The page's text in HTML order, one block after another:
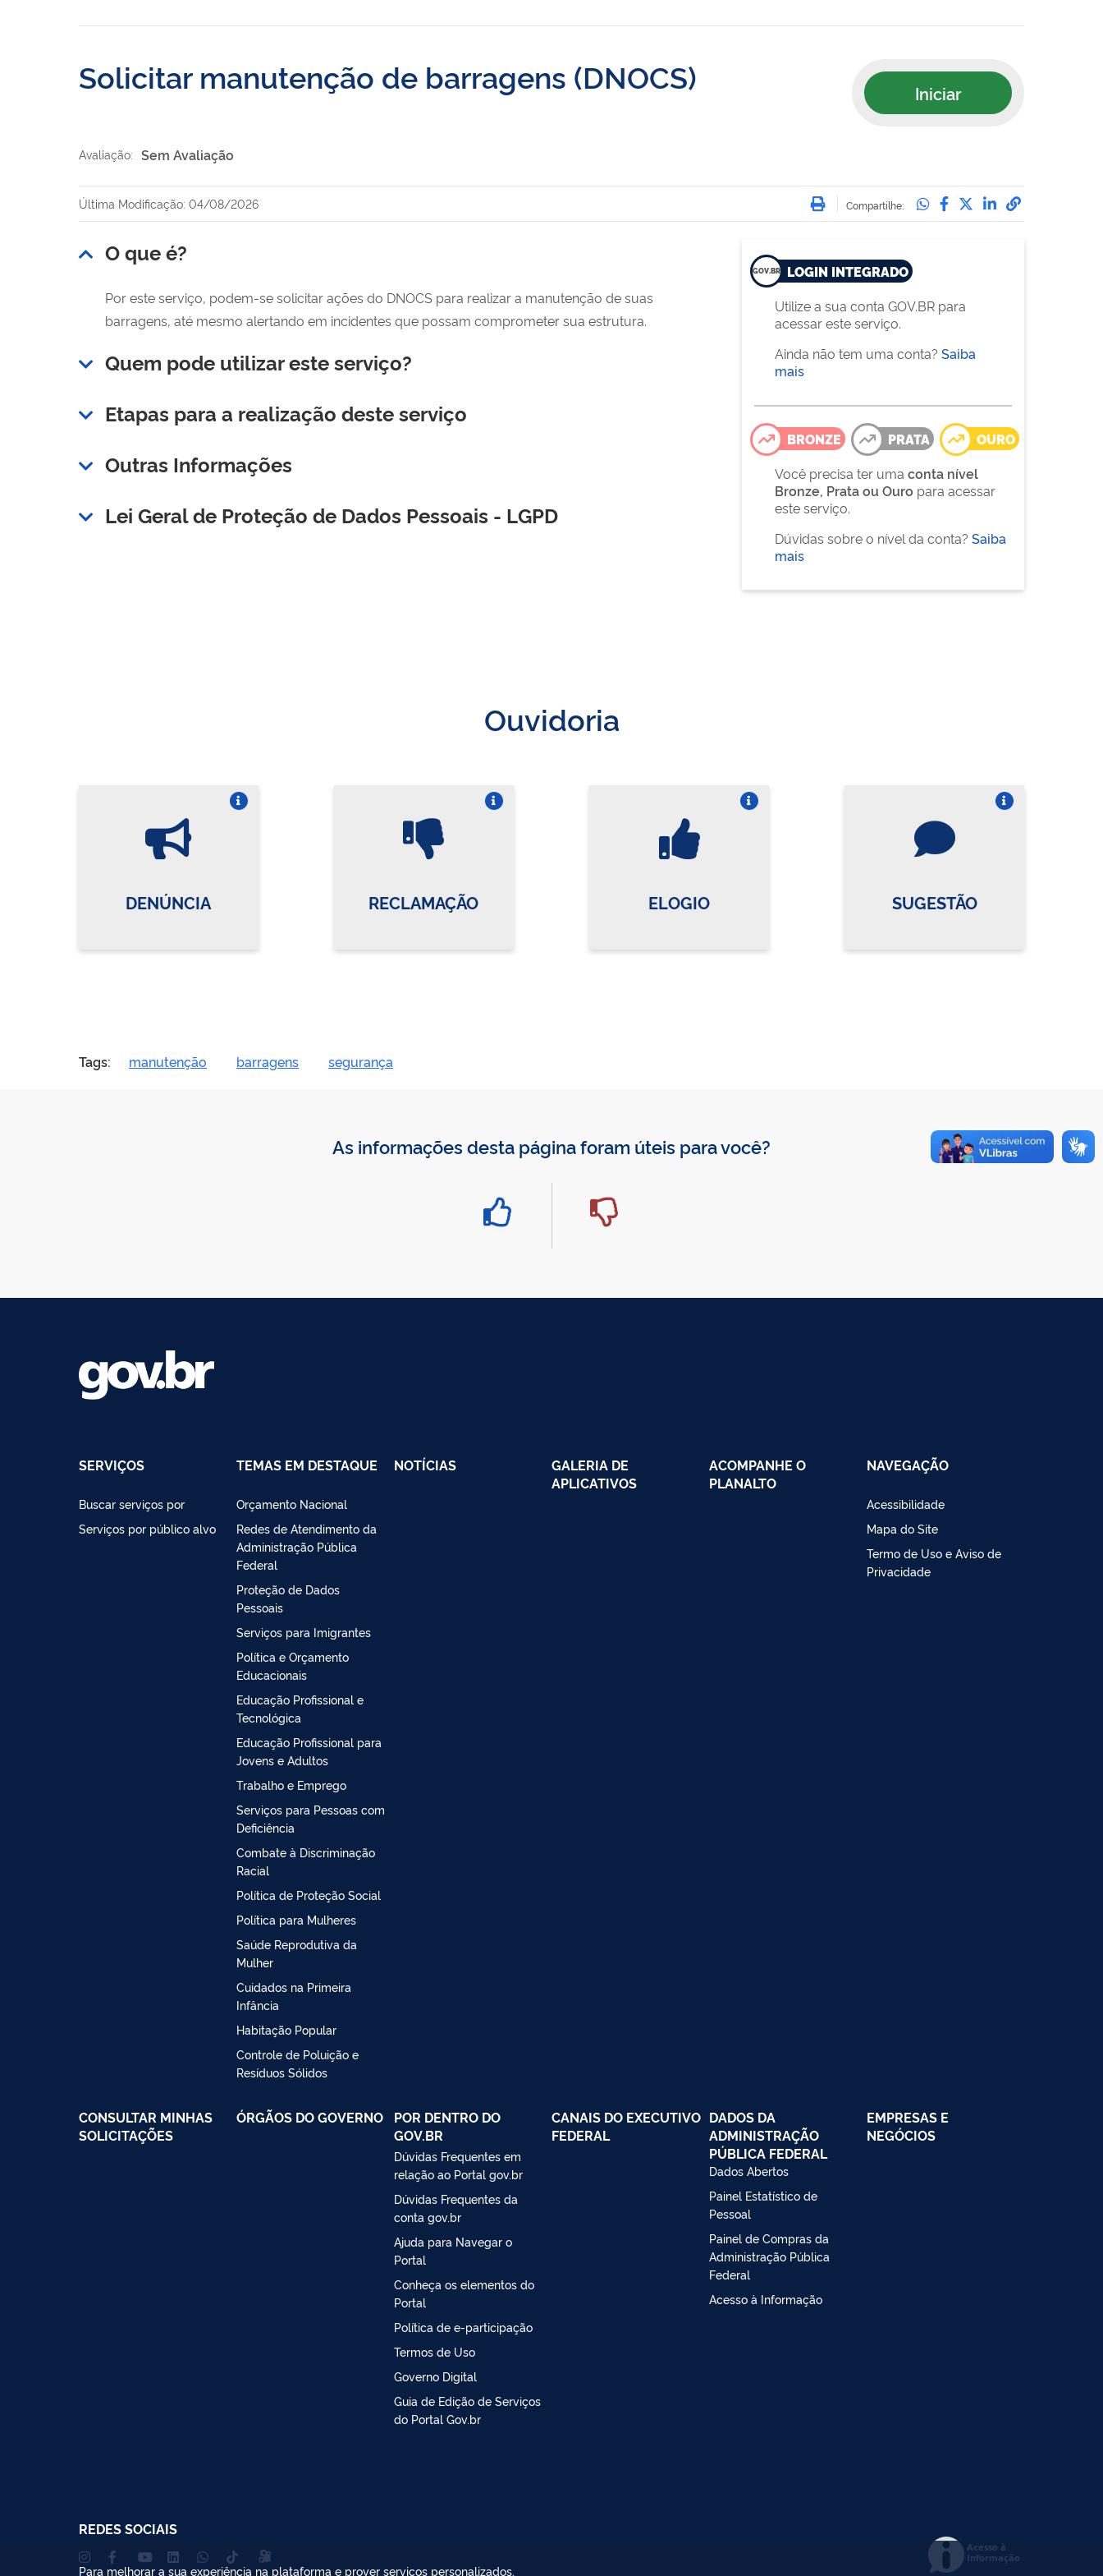
Solicitar manutenção de barragens (DNOCS) Iniciar
Avaliação: Sem Avaliação
Imprimir
Compartilhe: Compartilhe no
Compartilhe no
Compartilhe no
Compartilhe
Última Modificação: 04/08/2026
O que é?
Por este serviço, podem-se solicitar ações do DNOCS para realizar a manutenção de suas
barragens, até mesmo alertando em incidentes que possam comprometer sua estrutura.
Quem pode utilizar este serviço?
Etapas para a realização deste serviço
Outras Informações
Lei Geral de Proteção de Dados Pessoais - LGPD
LOGIN INTEGRADO
Utilize a sua conta GOV.BR para
acessar este serviço.
Ainda não tem uma conta? Saiba
mais
BRONZE PRATA
OURO
Você precisa ter uma conta nível
Bronze, Prata ou Ouro para acessar
este serviço.
Dúvidas sobre o nível da conta? Saiba
mais
Ouvidoria
DENÚNCIA RECLAMAÇÃO ELOGIO SUGESTÃO
Tags: manutenção barragens segurança
As informações desta página foram úteis para você?
SERVIÇOS
Buscar serviços por
Serviços por público alvo
TEMAS EM DESTAQUE
Orçamento Nacional
Redes de Atendimento da
Administração Pública
Federal
Proteção de Dados
Pessoais
Serviços para Imigrantes
Política e Orçamento
Educacionais
Educação Profissional e
Tecnológica
Educação Profissional para
Jovens e Adultos
Trabalho e Emprego
Serviços para Pessoas com
Deficiência
Combate à Discriminação
Racial
Política de Proteção Social
Política para Mulheres
Saúde Reprodutiva da
Mulher
Cuidados na Primeira
Infância
Habitação Popular
Controle de Poluição e
Resíduos Sólidos
NOTÍCIAS
GALERIA DE
APLICATIVOS
ACOMPANHE O
PLANALTO
NAVEGAÇÃO
Acessibilidade
Mapa do Site
Termo de Uso e Aviso de
Privacidade
CONSULTAR MINHAS
SOLICITAÇÕES
ÓRGÃOS DO GOVERNO
POR DENTRO DO
GOV.BR
Dúvidas Frequentes em
relação ao Portal gov.br
Dúvidas Frequentes da
conta gov.br
Ajuda para Navegar o
Portal
Conheça os elementos do
Portal
Política de e-participação
Termos de Uso
Governo Digital
Guia de Edição de Serviços
do Portal Gov.br
CANAIS DO EXECUTIVO
FEDERAL
DADOS DA
ADMINISTRAÇÃO
PÚBLICA FEDERAL
Dados Abertos
Painel Estatístico de
Pessoal
Painel de Compras da
Administração Pública
Federal
Acesso à Informação
EMPRESAS E
NEGÓCIOS
REDES SOCIAIS
Acesso à
Informação
Para melhorar a sua experiência na plataforma e prover serviços personalizados,